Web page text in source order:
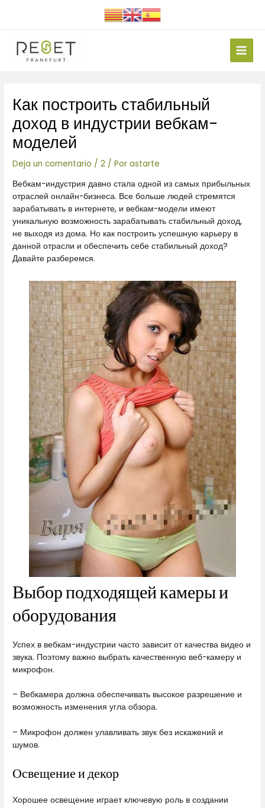
Main
Как построить стабильный
доход в индустрии вебкам-
моделей
Deja un comentario /2 / Porastarte
Вебкам-индустрия давно стала одной из самых прибыльных
отраслей онлайн-бизнеса. Все больше людей стремятся
зарабатывать в интернете, и вебкам-модели имеют
уникальную возможность зарабатывать стабильный доход,
не выходя из дома. Но как построить успешную карьеру в
данной отрасли и обеспечить себе стабильный доход?
Давайте разберемся.
Выбор подходящей камеры и
оборудования
Успех в вебкам-индустрии часто зависит от качества видео и
звука. Поэтому важно выбрать качественную веб-камеру и
микрофон.
– Вебкамера должна обеспечивать высокое разрешение и
возможность изменения угла обзора.
– Микрофон должен улавливать звук без искажений и
шумов.
Освещение и декор
Хорошее освещение играет ключевую роль в создании
de
entradas